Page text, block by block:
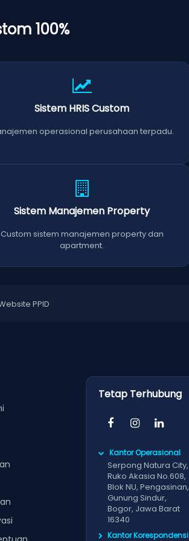
100%
Sistem HRIS Custom
operasional perusahaan terpadu.
Sistem Manajemen Property
Custom sistem manajemen property dan
apartment.
PPID
Tetap Terhubung
Kantor Operasional
Serpong Natura City,
Ruko Akasia No.608,
Blok NU, Pengasinan,
Gunung Sindur,
Bogor, Jawa Barat
16340
Kantor Korespondensi